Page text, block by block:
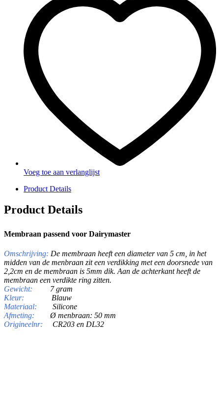
Voeg toe aan verlanglijst
Product Details
Product Details
Membraan passend voor Dairymaster
Omschrijving: De membraan heeft een diameter van 5 cm, in het
midden van de menbraan zit een verdikking met een doorsnede van
2,2cm en de membraan is 5mm dik. Aan de achterkant heeft de
membraan een verdikte ring zitten.
Gewicht:
7 gram
Kleur:
Blauw
Materiaal:
Silicone
Afmeting:
Ø menbraan: 50 mm
Origineelnr:
CR203 en DL32